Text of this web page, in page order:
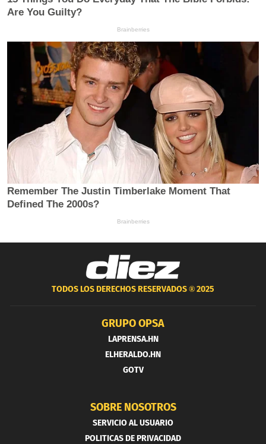
TODOS LOS DERECHOS RESERVADOS ®2025
GRUPO OPSA
LAPRENSA.HN
ELHERALDO.HN
GOTV
SOBRE NOSOTROS
SERVICIO AL USUARIO
POLITICAS DE PRIVACIDAD